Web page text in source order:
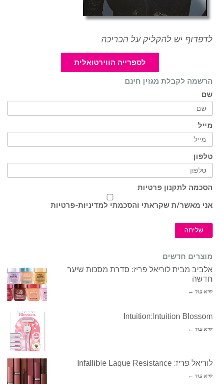
לדפדוף יש להקליק על הכריכה
לספרייה הווירטואלית
הרשמה לקבלת מגזין חינם
שם
מייל
טלפון
הסכמה לתקנון פרטיות
אני מאשר/ת שקראתי והסכמתי למדיניות-פרטיות
שליחה
מוצרים חדשים
אלביב מבית לוריאל פריז: סדרת מסכות שיער
חדשה
קרא עוד ←
Intuition:Intuition Blossom
קרא עוד ←
לוריאל פריז: Infallible Laque Resistance
קרא עוד ←